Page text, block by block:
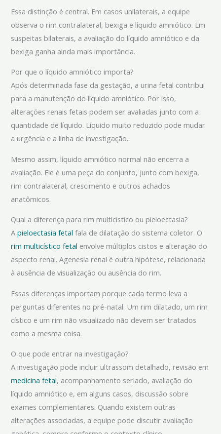
Essa distinção é central. Em casos unilaterais, a equipe
observa o rim contralateral, bexiga e líquido amniótico. Em
suspeitas bilaterais, a avaliação do líquido amniótico e da
bexiga ganha ainda mais importância.
Por que o líquido amniótico importa?
Após determinada fase da gestação, a urina fetal contribui
para a manutenção do líquido amniótico. Por isso,
alterações renais fetais podem ser avaliadas junto com a
quantidade de líquido. Líquido muito reduzido pode mudar
a urgência e a linha de investigação.
Mesmo assim, líquido amniótico normal não encerra a
avaliação. Ele é uma peça do conjunto, junto com bexiga,
rim contralateral, crescimento e outros achados
anatômicos.
Qual a diferença para rim multicístico ou pieloectasia?
Apieloectasia fetal fala de dilatação do sistema coletor. O
rim multicístico fetal envolve múltiplos cistos e alteração do
aspecto renal. Agenesia renal é outra hipótese, relacionada
à ausência de visualização ou ausência do rim.
Essas diferenças importam porque cada termo leva a
perguntas diferentes no pré-natal. Um rim dilatado, um rim
cístico e um rim não visualizado não devem ser tratados
como a mesma coisa.
O que pode entrar na investigação?
A investigação pode incluir ultrassom detalhado, revisão em
medicina fetal, acompanhamento seriado, avaliação do
líquido amniótico e, em alguns casos, discussão sobre
exames complementares. Quando existem outras
alterações associadas, a equipe pode discutir avaliação